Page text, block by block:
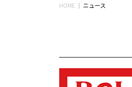
HOME ニュース